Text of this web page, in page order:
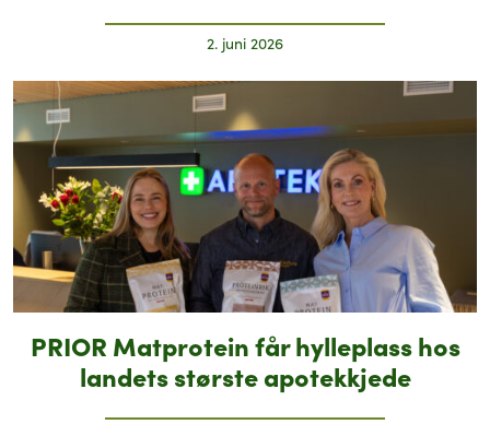
2. juni 2026
PRIOR Matprotein får hylleplass hos
landets største apotekkjede